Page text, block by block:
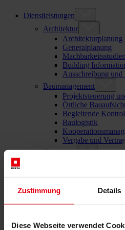
Zustimmung Details
Diese Webseite verwendet
Dienstleistungen
Architektur
Architekturplanung
Generalplanung
Machbarkeitsstudien
Building
Ausschreibung und
Baumanagement
Projektsteuerung
Örtliche
Begleitende
Baulogistik
Vergabe und
Consulting
Technische Due
Projektmonitoring
Referenzen